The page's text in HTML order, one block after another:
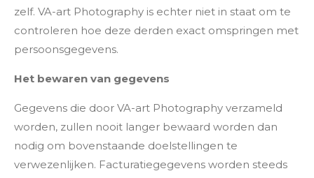
zelf. VA-art Photography is echter niet in staat om te
controleren hoe deze derden exact omspringen met
persoonsgegevens.
Het bewaren van gegevens
Gegevens die door VA-art Photography verzameld
worden, zullen nooit langer bewaard worden dan
nodig om bovenstaande doelstellingen te
verwezenlijken. Facturatiegegevens worden steeds